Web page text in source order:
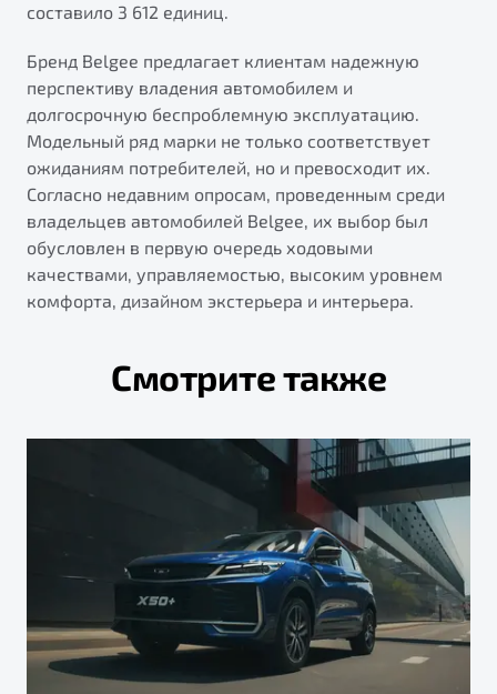
составило 3 612 единиц.
Бренд Belgee предлагает клиентам надежную
перспективу владения автомобилем и
долгосрочную беспроблемную эксплуатацию.
Модельный ряд марки не только соответствует
ожиданиям потребителей, но и превосходит их.
Согласно недавним опросам, проведенным среди
владельцев автомобилей Belgee, их выбор был
обусловлен в первую очередь ходовыми
качествами, управляемостью, высоким уровнем
комфорта, дизайном экстерьера и интерьера.
Смотрите также